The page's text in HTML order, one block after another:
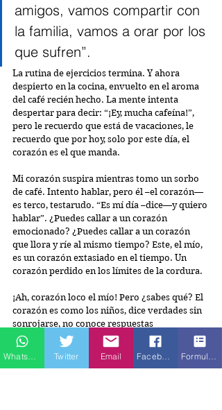
amigos, vamos compartir con
la familia, vamos a orar por los
que sufren”.
La rutina de ejercicios termina. Y ahora
despierto en la cocina, envuelto en el aroma
del café recién hecho. La mente intenta
despertar para decir: “¡Ey, mucha cafeína!”,
pero le recuerdo que está de vacaciones, le
recuerdo que por hoy, solo por este día, el
corazón es el que manda.
Mi corazón suspira mientras tomo un sorbo
de café. Intento hablar, pero él –el corazón—
es terco, testarudo. “Es mí día –dice—y quiero
hablar”. ¿Puedes callar a un corazón
emocionado? ¿Puedes callar a un corazón
que llora y ríe al mismo tiempo? Este, el mío,
es un corazón extasiado en el tiempo. Un
corazón perdido en los límites de la cordura.
¡Ah, corazón loco el mío! Pero ¿sabes qué? El
corazón es como los niños, dice verdades sin
sonrojarse, no conoce respuestas
políticamente correctas. Es un corazón que
ama sin miedo y denuncia con valor. Hoy es
uno de esos días en que le di vacaciones a mi
Twitter Email